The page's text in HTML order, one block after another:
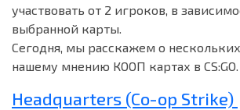
участвовать от 2 игроков, в
выбранной карты.
Сегодня, мы расскажем о
нашему мнению КООП картах в CS:GO.
Headquarters (Co-op Strike)